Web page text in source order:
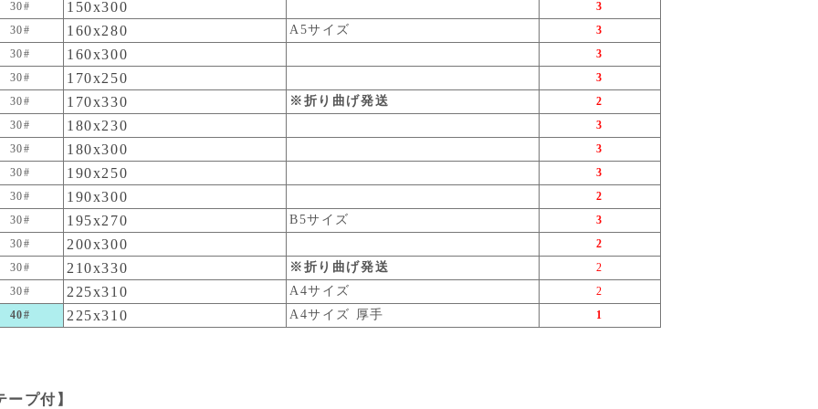
30# 150x300
3
30#
160x280 A5サイズ
3
30#
160x300
3
30#
170x250
3
30#
170x330 ※折り曲げ発送
2
30#
180x230
3
30#
180x300
3
30#
190x250
3
30#
190x300
2
30#
195x270 B5サイズ
3
30#
200x300
2
30#
210x330 ※折り曲げ発送
2
30#
225x310 A4サイズ
2
40#
225x310 A4サイズ 厚手 1
ープ付】